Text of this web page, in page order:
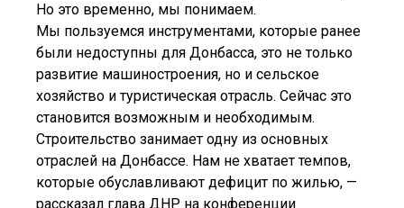
Но это временно, мы понимаем.
Мы пользуемся инструментами, которые ранее
были недоступны для Донбасса, это не только
развитие машиностроения, но и сельское
хозяйство и туристическая отрасль. Сейчас это
становится возможным и необходимым.
Строительство занимает одну из основных
отраслей на Донбассе. Нам не хватает темпов,
которые обуславливают дефицит по жилью, —
рассказал глава ДНР на конференции